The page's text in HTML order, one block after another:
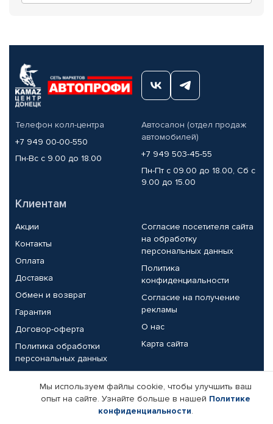
Телефон колл-центра
+7 949 00-00-550
Пн-Вс с 9.00 до 18.00
Автосалон (отдел продаж
автомобилей)
+7 949 503-45-55
Пн-Пт с 09.00 до 18.00, Сб с
9.00 до 15.00
Клиентам
Акции
Контакты
Оплата
Доставка
Обмен и возврат
Гарантия
Договор-оферта
Политика обработки
персональных данных
Согласие посетителя сайта
на обработку
персональных данных
Политика
конфиденциальности
Согласие на получение
рекламы
О нас
Карта сайта
Партнерам
Корпоративным клиентам
Реквизиты компании
Мы используем файлы cookie, чтобы улучшить ваш
опыт на сайте. Узнайте больше в нашей Политике
конфиденциальности.